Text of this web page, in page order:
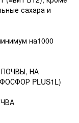
сахара и
на1000
НА
PLUS1L)